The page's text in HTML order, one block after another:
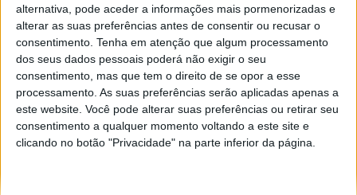
alternativa, pode aceder a informações mais pormenorizadas e
alterar as suas preferências antes de consentir ou recusar o
consentimento. Tenha em atenção que algum processamento
dos seus dados pessoais poderá não exigir o seu
consentimento, mas que tem o direito de se opor a esse
processamento. As suas preferências serão aplicadas apenas a
este website. Você pode alterar suas preferências ou retirar seu
consentimento a qualquer momento voltando a este site e
clicando no botão "Privacidade" na parte inferior da página.
REMEMBER?
Lost password?